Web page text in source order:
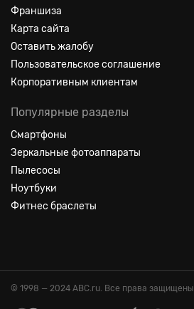
Франшиза
Карта сайта
Оставить жалобу
Пользовательское соглашение
Корпоративным клиентам
Популярные разделы
Смартфоны
Зеркальные фотоаппараты
Пылесосы
Ноутбуки
Фитнес браслеты
© 1998 — 2024 ABC.ru. Все права защищены